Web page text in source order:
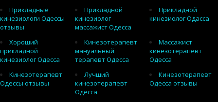
Прикладные
кинезиологи Одессы
отзывы
Прикладной
кинезиолог
массажист Одесса
Прикладной
кинезиолог Одасса
Хороший
прикладной
кинезиолог Одесса
Кинезотерапевт
мануальный
терапевт Одесса
Массажист
кинезотерапевт
Одесса
Кинезотерапевт
Одессы отзывы
Лучший
кинезотерапевт
Одесса
Кинезотерапевт
Одесса отзывы